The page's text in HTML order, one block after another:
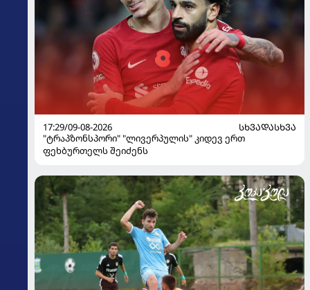
17:29/09-08-2026
ᲡᲮᲕᲐᲓᲐᲡᲮᲕᲐ
"ტრაპზონსპორი" "ლივერპულის" კიდევ ერთ
ფეხბურთელს შეიძენს